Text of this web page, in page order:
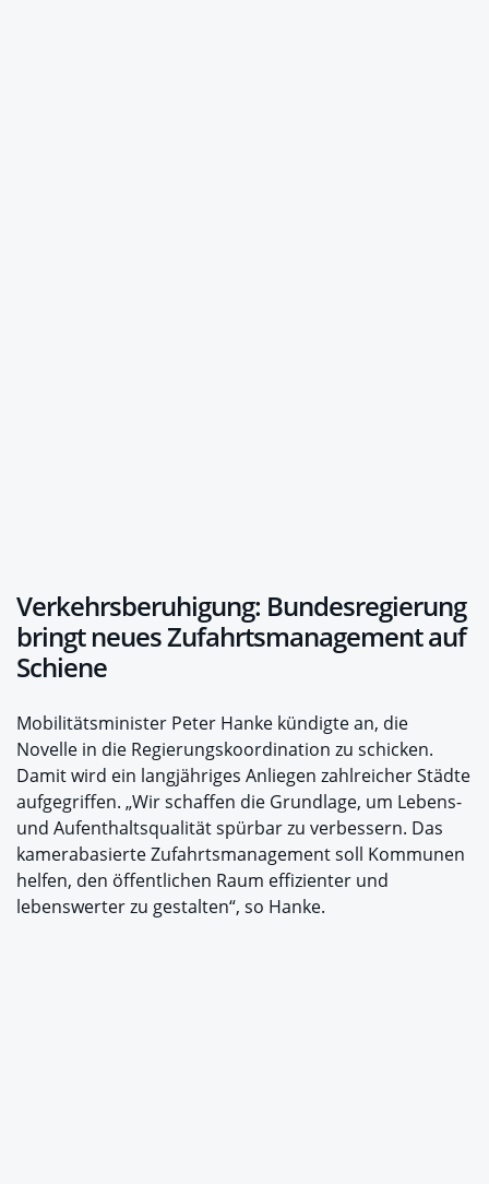
Verkehrsberuhigung: Bundesregierung
bringt neues Zufahrtsmanagement auf
Schiene
Mobilitätsminister Peter Hanke kündigte an, die
Novelle in die Regierungskoordination zu schicken.
Damit wird ein langjähriges Anliegen zahlreicher Städte
aufgegriffen. „Wir schaffen die Grundlage, um Lebens-
und Aufenthaltsqualität spürbar zu verbessern. Das
kamerabasierte Zufahrtsmanagement soll Kommunen
helfen, den öffentlichen Raum effizienter und
lebenswerter zu gestalten“, so Hanke.